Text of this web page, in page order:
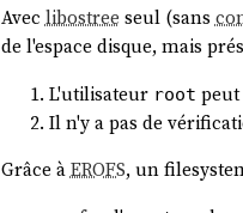
Avec libostree seul (sans
de l'espace disque, mais
L'utilisateur root
Il n'y a pas de
Grâce àEROFS, un